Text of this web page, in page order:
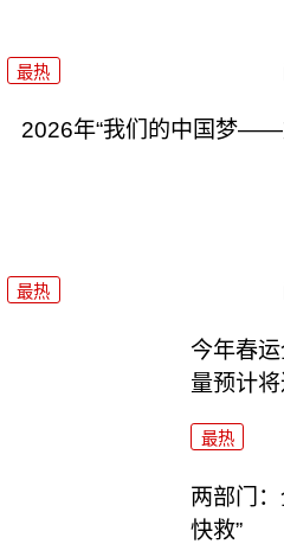
最热
2026年“我们的中国梦——
最热
今年春
量预计
最热
两部门
快救”